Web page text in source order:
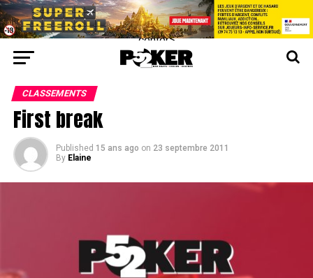
center>
CLASSEMENTS
First break
Published 15 ans ago on 23 septembre 2011
By Elaine